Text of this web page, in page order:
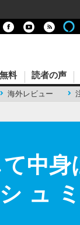
海外レビュー
料 読者の声
中身
ュ